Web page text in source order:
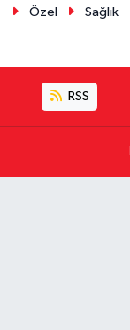
Özel
Sağlık
RSS